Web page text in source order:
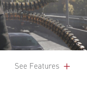
See Features